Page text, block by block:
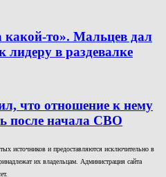
какой-то». Мальцев дал
лидеру в раздевалке
что отношение к нему
после начала СВО
источников и предоставляются исключительно в
их владельцам. Администрация сайта